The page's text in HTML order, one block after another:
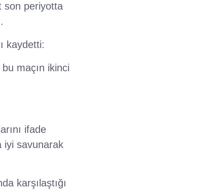
son periyotta
kaydetti:
maçın ikinci
ifade
iyi savunarak
karşılaştığı